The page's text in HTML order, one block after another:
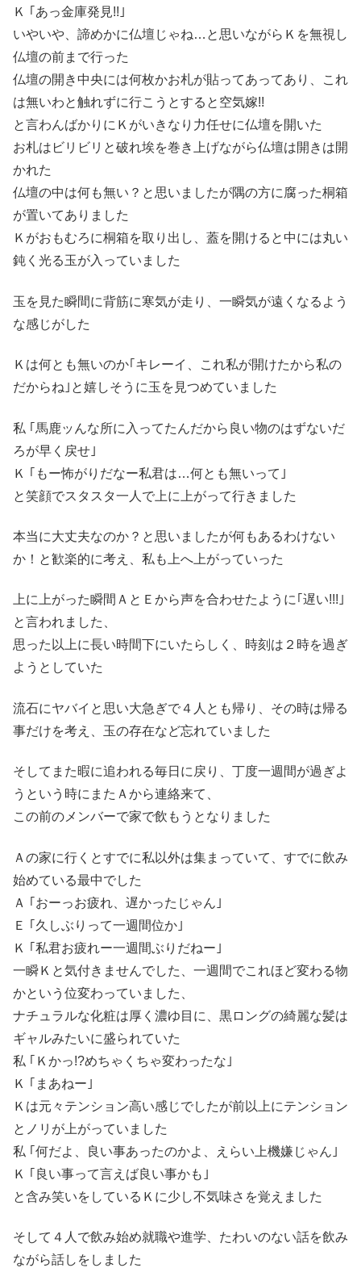
Ｋ ｢あっ金庫発見!!｣
いやいや、諦めかに仏壇じゃね…と思いながらＫを無視し
仏壇の前まで行った
仏壇の開き中央には何枚かお札が貼ってあってあり、これ
は無いわと触れずに行こうとすると空気嫁!!
と言わんばかりにＫがいきなり力任せに仏壇を開いた
お札はビリビリと破れ埃を巻き上げながら仏壇は開きは開
かれた
仏壇の中は何も無い？と思いましたが隅の方に腐った桐箱
が置いてありました
Ｋがおもむろに桐箱を取り出し、蓋を開けると中には丸い
鈍く光る玉が入っていました
玉を見た瞬間に背筋に寒気が走り、一瞬気が遠くなるよう
な感じがした
Ｋは何とも無いのか｢キレーイ、これ私が開けたから私の
だからね｣と嬉しそうに玉を見つめていました
私 ｢馬鹿ッんな所に入ってたんだから良い物のはずないだ
ろが早く戻せ｣
Ｋ ｢もー怖がりだなー私君は…何とも無いって｣
と笑顔でスタスタ一人で上に上がって行きました
本当に大丈夫なのか？と思いましたが何もあるわけない
か！と歓楽的に考え、私も上へ上がっていった
上に上がった瞬間ＡとＥから声を合わせたように｢遅い!!!｣
と言われました、
思った以上に長い時間下にいたらしく、時刻は２時を過ぎ
ようとしていた
流石にヤバイと思い大急ぎで４人とも帰り、その時は帰る
事だけを考え、玉の存在など忘れていました
そしてまた暇に追われる毎日に戻り、丁度一週間が過ぎよ
うという時にまたＡから連絡来て、
この前のメンバーで家で飲もうとなりました
Ａの家に行くとすでに私以外は集まっていて、すでに飲み
始めている最中でした
Ａ ｢おーっお疲れ、遅かったじゃん｣
Ｅ ｢久しぶりって一週間位か｣
Ｋ ｢私君お疲れー一週間ぶりだねー｣
一瞬Ｋと気付きませんでした、一週間でこれほど変わる物
かという位変わっていました、
ナチュラルな化粧は厚く濃ゆ目に、黒ロングの綺麗な髪は
ギャルみたいに盛られていた
私 ｢Ｋかっ!?めちゃくちゃ変わったな｣
Ｋ ｢まあねー｣
Ｋは元々テンション高い感じでしたが前以上にテンション
とノリが上がっていました
私 ｢何だよ、良い事あったのかよ、えらい上機嫌じゃん｣
Ｋ ｢良い事って言えば良い事かも｣
と含み笑いをしているＫに少し不気味さを覚えました
そして４人で飲み始め就職や進学、たわいのない話を飲み
ながら話しをしました